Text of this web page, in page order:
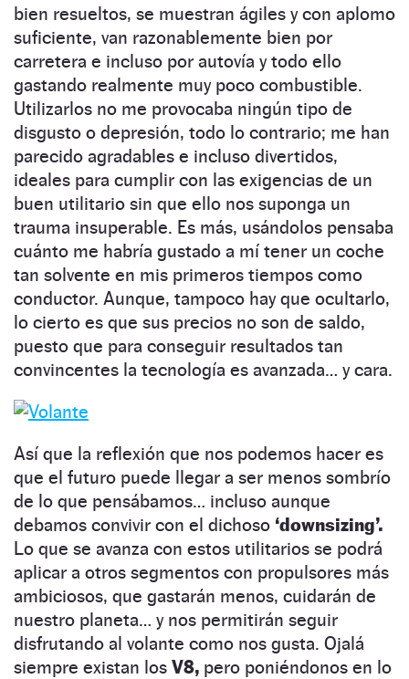
bien resueltos, se muestran ágiles y con aplomo
suficiente, van razonablemente bien por
carretera e incluso por autovía y todo ello
gastando realmente muy poco combustible.
Utilizarlos no me provocaba ningún tipo de
disgusto o depresión, todo lo contrario; me han
parecido agradables e incluso divertidos,
ideales para cumplir con las exigencias de un
buen utilitario sin que ello nos suponga un
trauma insuperable. Es más, usándolos pensaba
cuánto me habría gustado a mí tener un coche
tan solvente en mis primeros tiempos como
conductor. Aunque, tampoco hay que ocultarlo,
lo cierto es que sus precios no son de saldo,
puesto que para conseguir resultados tan
convincentes la tecnología es avanzada… y cara.
Así que la reflexión que nos podemos hacer es
que el futuro puede llegar a ser menos sombrío
de lo que pensábamos… incluso aunque
debamos convivir con el dichoso ‘downsizing’.
Lo que se avanza con estos utilitarios se podrá
aplicar a otros segmentos con propulsores más
ambiciosos, que gastarán menos, cuidarán de
nuestro planeta… y nos permitirán seguir
disfrutando al volante como nos gusta. Ojalá
siempre existan los V8, pero poniéndonos en lo